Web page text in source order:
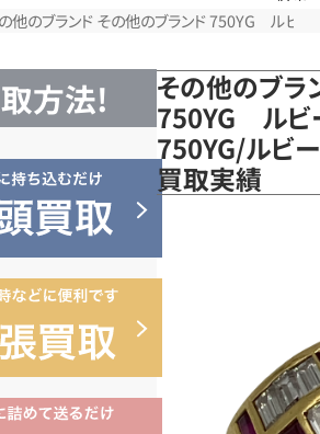
他のブランド その他のブランド 750YG ルビ
方法!
その他のブラ
750YG ルビ
750YG/ルビ
買取実績